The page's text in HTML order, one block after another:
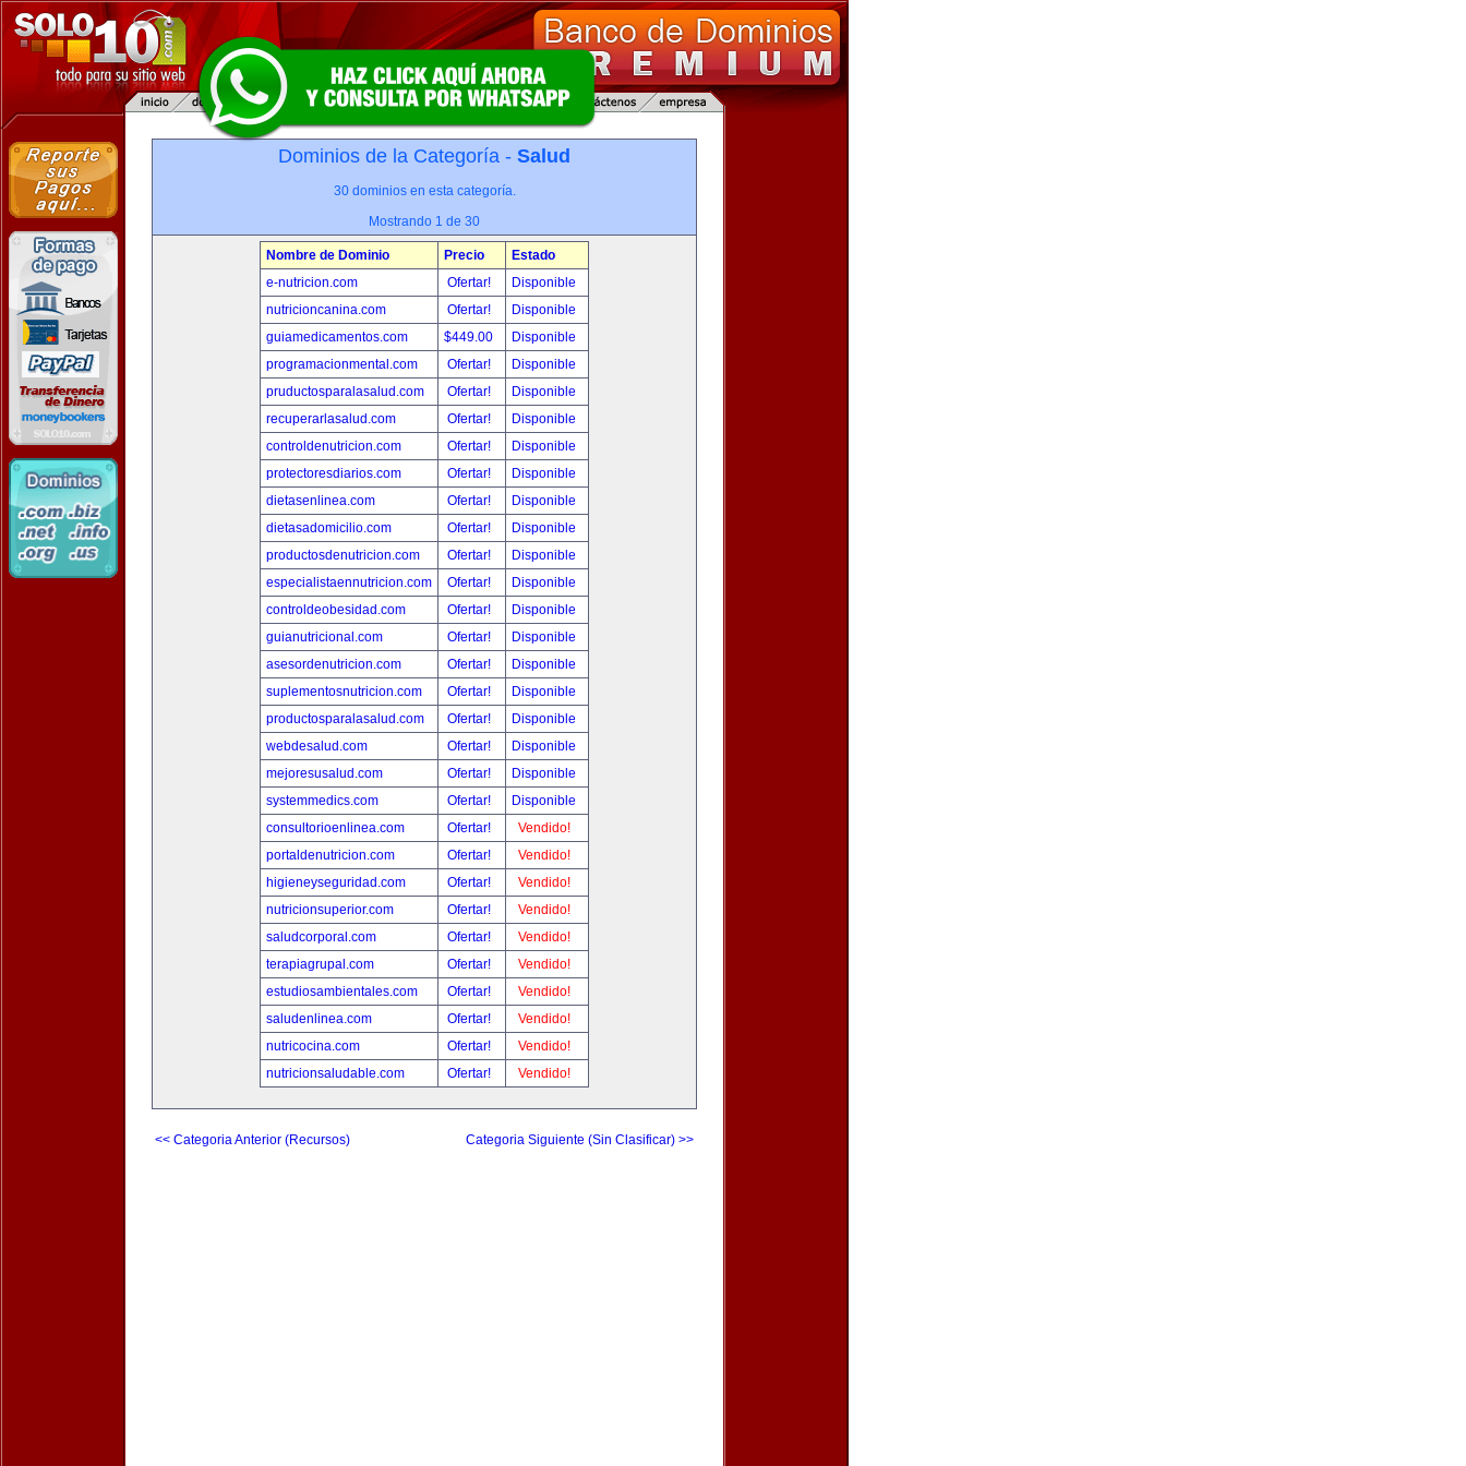
Dominios de la Categoría - Salud
30 dominios en esta categoría.
Mostrando 1 de 30
Nombre de Dominio Precio
Estado
e-nutricion.com
Ofertar!
Disponible
nutricioncanina.com
Ofertar!
Disponible
guiamedicamentos.com
$449.00
Disponible
programacionmental.com
Ofertar!
Disponible
pruductosparalasalud.com
Ofertar!
Disponible
recuperarlasalud.com
Ofertar!
Disponible
controldenutricion.com
Ofertar!
Disponible
protectoresdiarios.com
Ofertar!
Disponible
dietasenlinea.com
Ofertar!
Disponible
dietasadomicilio.com
Ofertar!
Disponible
productosdenutricion.com
Ofertar!
Disponible
especialistaennutricion.com
Ofertar!
Disponible
controldeobesidad.com
Ofertar!
Disponible
guianutricional.com
Ofertar!
Disponible
asesordenutricion.com
Ofertar!
Disponible
suplementosnutricion.com
Ofertar!
Disponible
productosparalasalud.com
Ofertar!
Disponible
webdesalud.com
Ofertar!
Disponible
mejoresusalud.com
Ofertar!
Disponible
systemmedics.com
Ofertar!
Disponible
consultorioenlinea.com
Ofertar!
Vendido!
portaldenutricion.com
Ofertar!
Vendido!
higieneyseguridad.com
Ofertar!
Vendido!
nutricionsuperior.com
Ofertar!
Vendido!
saludcorporal.com
Ofertar!
Vendido!
terapiagrupal.com
Ofertar!
Vendido!
estudiosambientales.com
Ofertar!
Vendido!
saludenlinea.com
Ofertar!
Vendido!
nutricocina.com
Ofertar!
Vendido!
nutricionsaludable.com
Ofertar! Vendido!
<< Categoria Anterior (Recursos) Categoria Siguiente (Sin Clasificar) >>